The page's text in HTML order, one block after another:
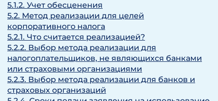
5.1.2. Учет обесценения
5.2. Метод реализации для целей
корпоративного налога
5.2.1. Что считается реализацией?
5.2.2. Выбор метода реализации для
налогоплательщиков, не являющихся банками
или страховыми организациями
5.2.3. Выбор метода реализации для банков и
страховых организаций